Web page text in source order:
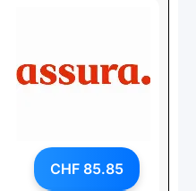
CHF 85.85